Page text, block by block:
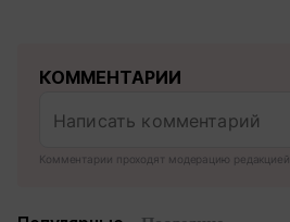
КОММЕНТАРИИ
Комментарии проходят модерацию редакцией